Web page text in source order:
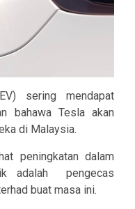
sering mendapat
bahawa Tesla akan
di Malaysia.
peningkatan dalam
adalah
pengecas
buat masa ini.